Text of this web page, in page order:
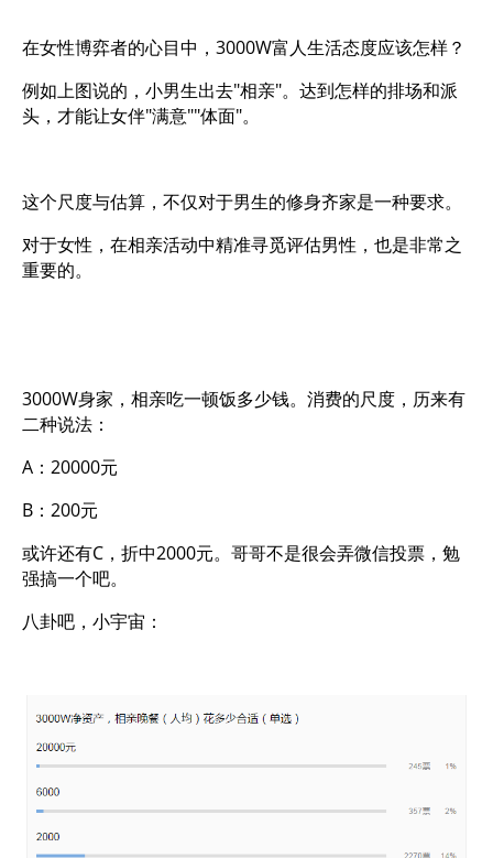
在女性博弈者的心目中，3000W富人生活态度应该怎样？
例如上图说的，小男生出去"相亲"。达到怎样的排场和派
头，才能让女伴"满意""体面"。
这个尺度与估算，不仅对于男生的修身齐家是一种要求。
对于女性，在相亲活动中精准寻觅评估男性，也是非常之
重要的。
3000W身家，相亲吃一顿饭多少钱。消费的尺度，历来有
二种说法：
A：20000元
B：200元
或许还有C，折中2000元。哥哥不是很会弄微信投票，勉
强搞一个吧。
八卦吧，小宇宙：